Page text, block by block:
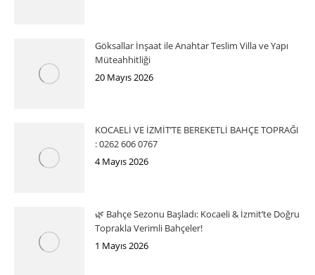
Göksallar İnşaat ile Anahtar Teslim Villa ve Yapı
Müteahhitliği
20 Mayıs 2026
KOCAELİ VE İZMİT’TE BEREKETLİ BAHÇE TOPRAĞI
: 0262 606 0767
4 Mayıs 2026
🌿 Bahçe Sezonu Başladı: Kocaeli & İzmit’te Doğru
Toprakla Verimli Bahçeler!
1 Mayıs 2026